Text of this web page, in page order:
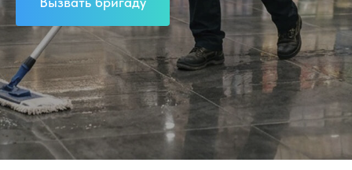
до 500 М.КВ.
от 30000 р /
Ежемесячно
Регулярный контроль качества услуг
Предоставление сотрудникам
правильного и безопасного
оборудования